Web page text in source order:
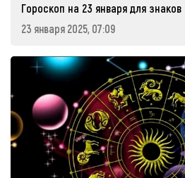
Гороскоп на 23 января для знаков
23 января 2025, 07:09